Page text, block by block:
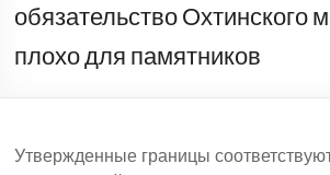
обязательство Охтинского
плохо для памятников
Утвержденные границы